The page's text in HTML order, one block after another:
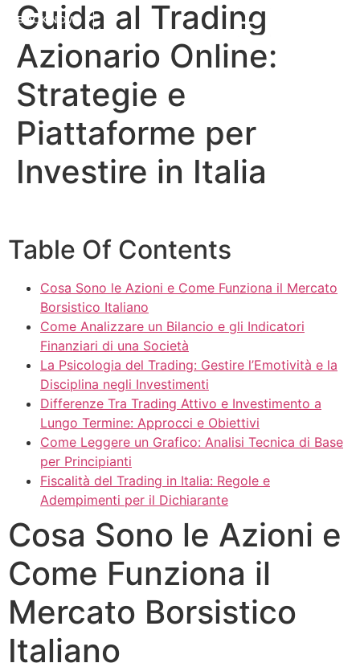
BOOK NOW
Guida al Trading
Azionario Online:
Strategie e
Piattaforme per
Investire in Italia
Table Of Contents
Cosa Sono le Azioni e Come Funziona il Mercato
Borsistico Italiano
Come Analizzare un Bilancio e gli Indicatori
Finanziari di una Società
La Psicologia del Trading: Gestire l’Emotività e la
Disciplina negli Investimenti
Differenze Tra Trading Attivo e Investimento a
Lungo Termine: Approcci e Obiettivi
Come Leggere un Grafico: Analisi Tecnica di Base
per Principianti
Fiscalità del Trading in Italia: Regole e
Adempimenti per il Dichiarante
Cosa Sono le Azioni e
Come Funziona il
Mercato Borsistico
Italiano